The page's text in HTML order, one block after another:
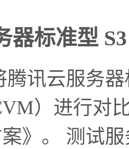
器标准型
腾讯云服务
）进行对
》。 测试